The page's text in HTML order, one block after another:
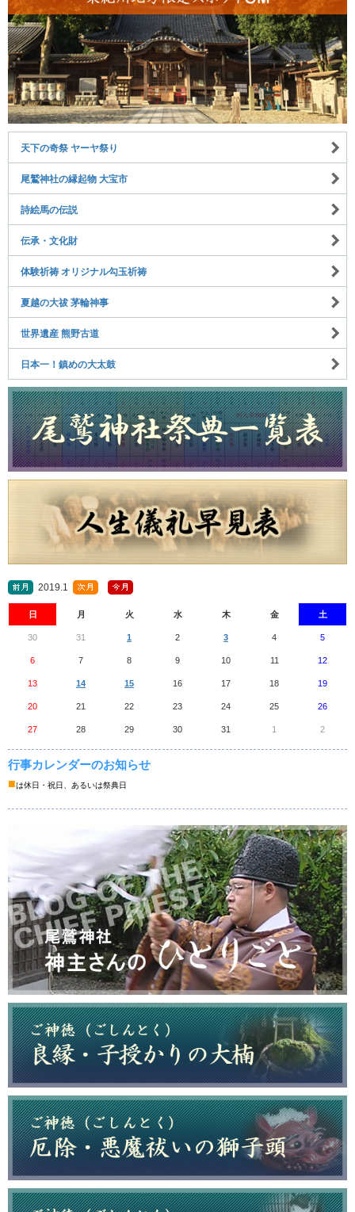
天下の奇祭 ヤーヤ祭り
尾鷲神社の縁起物 大宝市
詩絵馬の伝説
伝承・文化財
体験祈祷 オリジナル勾玉祈祷
夏越の大祓 茅輪神事
世界遺産 熊野古道
日本一！鎮めの大太鼓
2019.1
日 月 火 水 木 金 土
30 31 1 2 3 4 5
6 7 8 9 10 11 12
13 14 15 16 17 18 19
20 21 22 23 24 25 26
27 28 29 30 31 1 2
行事カレンダーのお知らせ
■は休日・祝日、あるいは祭典日